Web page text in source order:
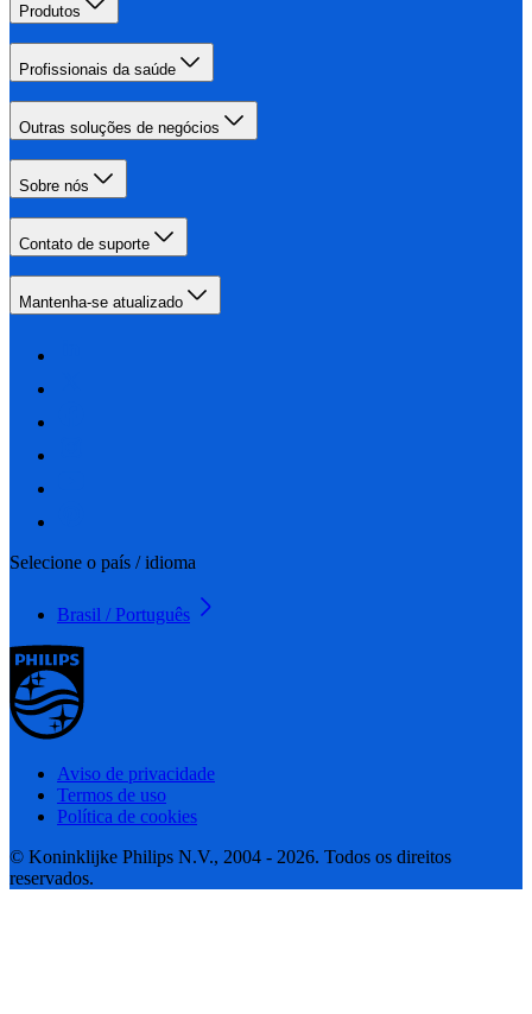
Produtos
Profissionais da saúde
Outras soluções de negócios
Sobre nós
Contato de suporte
Mantenha-se atualizado
Selecione o país / idioma
Brasil / Português
Aviso de privacidade
Termos de uso
Política de cookies
© Koninklijke Philips N.V., 2004 - 2026. Todos os direitos
reservados.